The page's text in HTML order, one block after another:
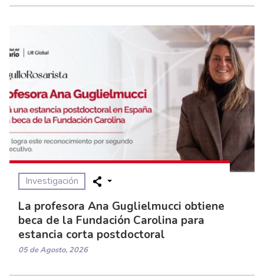
Investigación
La profesora Ana Guglielmucci obtiene
beca de la Fundación Carolina para
estancia corta postdoctoral
05 de Agosto, 2026